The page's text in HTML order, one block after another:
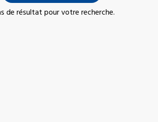
de résultat pour votre recherche.